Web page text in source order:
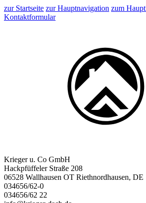
zur Startseite zur Hauptnavigation zum
Kontaktformular
Krieger u. Co GmbH
Hackpfüffeler Straße 208
06528 Wallhausen OT Riethnordhausen, DE
034656/62-0
034656/62 22